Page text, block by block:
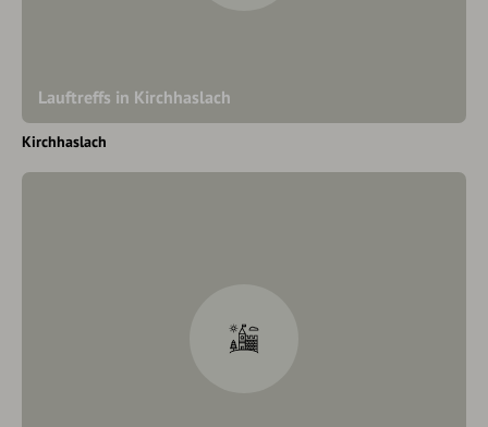
Lauftreffs in Kirchhaslach
Kirchhaslach